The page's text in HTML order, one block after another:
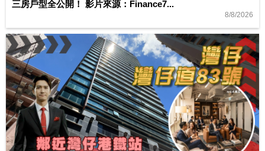
三房戶型全公開！ 影片來源：Finance7...
8/8/2026